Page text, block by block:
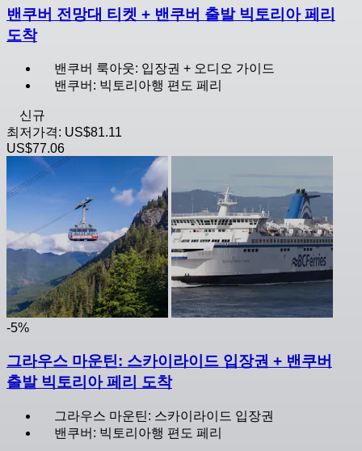
밴쿠버 전망대 티켓 + 밴쿠버 출발 빅토리아 페리
도착
밴쿠버 룩아웃: 입장권 + 오디오 가이드
밴쿠버: 빅토리아행 편도 페리
신규
최저가격: US$81.11
US$77.06
-5%
그라우스 마운틴: 스카이라이드 입장권 + 밴쿠버
출발 빅토리아 페리 도착
그라우스 마운틴: 스카이라이드 입장권
밴쿠버: 빅토리아행 편도 페리